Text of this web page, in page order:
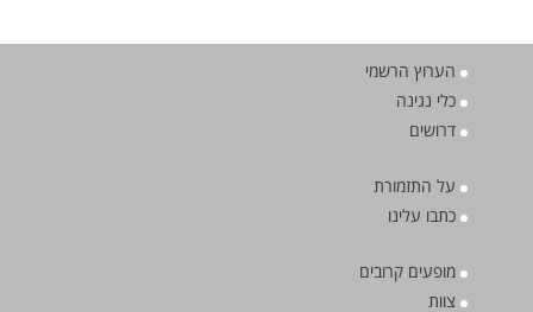
הערוץ הרשמי
כלי נגינה
דרושים
על התזמורת
כתבו עלינו
מופעים קרובים
צוות